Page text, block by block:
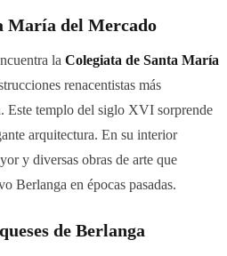
María del Mercado
la Colegiata de Santa María
renacentistas más
Este templo del siglo XVI sorprende
arquitectura. En su interior
y diversas obras de arte que
Berlanga en épocas pasadas.
de Berlanga